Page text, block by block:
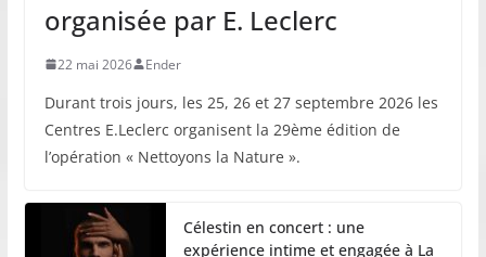
organisée par E. Leclerc
22 mai 2026 Ender
Durant trois jours, les 25, 26 et 27 septembre 2026 les
Centres E.Leclerc organisent la 29ème édition de
l’opération « Nettoyons la Nature ».
Célestin en concert : une
expérience intime et engagée à La